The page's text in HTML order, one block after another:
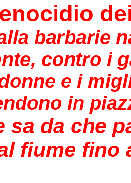
barbarie
contro i
e i
in
sa da che
fiume fino